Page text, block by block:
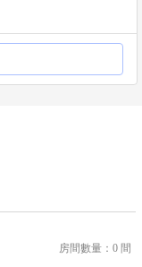
房間數量：0 間